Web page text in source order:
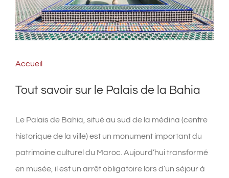
Accueil
Tout savoir sur le Palais de la Bahia
Le Palais de Bahia, situé au sud de la médina (centre
historique de la ville) est un monument important du
patrimoine culturel du Maroc. Aujourd’hui transformé
en musée, il est un arrêt obligatoire lors d’un séjour à